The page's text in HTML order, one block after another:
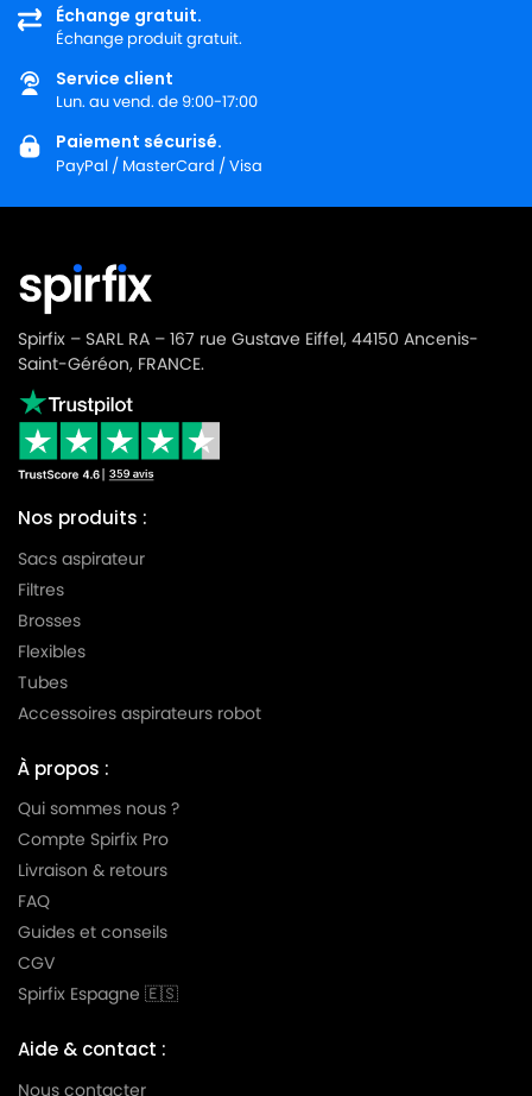
Échange gratuit.
Échange produit gratuit.
Service client
Lun. au vend. de 9:00-17:00
Paiement sécurisé.
PayPal / MasterCard / Visa
Spirfix – SARL RA – 167 rue Gustave Eiffel, 44150 Ancenis-
Saint-Géréon, FRANCE.
Nos produits :
Sacs aspirateur
Filtres
Brosses
Flexibles
Tubes
Accessoires aspirateurs robot
À propos :
Qui sommes nous ?
Compte Spirfix Pro
Livraison & retours
FAQ
Guides et conseils
CGV
Spirfix Espagne 🇪🇸
Aide & contact :
Nous contacter